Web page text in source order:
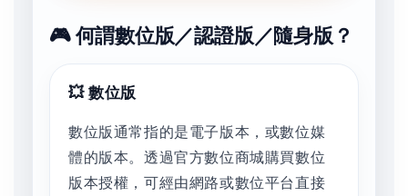
🎮 何謂數位版／認證版／隨身版？
💥 數位版
數位版通常指的是電子版本，或數位媒
體的版本。透過官方數位商城購買數位
版本授權，可經由網路或數位平台直接